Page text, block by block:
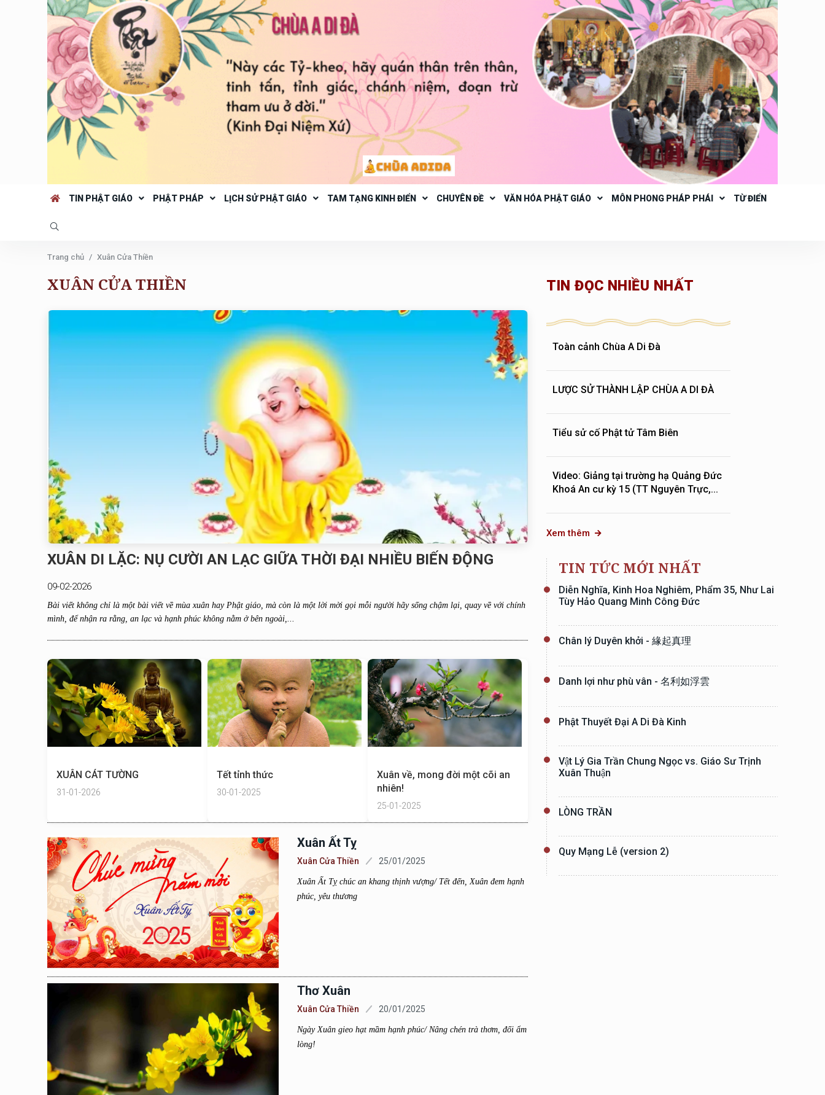
TIN PHẬT GIÁO PHẬT PHÁP LỊCH SỬ PHẬT GIÁO TAM TẠNG KINH ĐIỂN CHUYÊN ĐỀ VĂN HÓA PHẬT GIÁO MÔN PHONG PHÁP PHÁI TỪ ĐIỂN
Trang chủ Xuân Cửa Thiền
XUÂN CỬA THIỀN
XUÂN DI LẶC: NỤ CƯỜI AN LẠC GIỮA THỜI ĐẠI NHIỀU BIẾN ĐỘNG
09-02-2026
Bài viết không chỉ là một bài viết về mùa xuân hay Phật giáo, mà còn là một lời mời gọi mỗi người hãy sống chậm lại, quay về với chính
mình, để nhận ra rằng, an lạc và hạnh phúc không nằm ở bên ngoài,...
XUÂN CÁT TƯỜNG
31-01-2026
Tết tỉnh thức
30-01-2025
Xuân về, mong đời một cõi an
nhiên!
25-01-2025
Xuân Ất Tỵ
Xuân Cửa Thiền 25/01/2025
Xuân Ất Tỵ chúc an khang thịnh vượng/ Tết đến, Xuân đem hạnh
phúc, yêu thương
Thơ Xuân
Xuân Cửa Thiền 20/01/2025
Ngày Xuân gieo hạt mầm hạnh phúc/ Nâng chén trà thơm, đối ẩm
lòng!
TIN ĐỌC NHIỀU NHẤT
Toàn cảnh Chùa A Di Đà
LƯỢC SỬ THÀNH LẬP CHÙA A DI ĐÀ
Tiểu sử cố Phật tử Tâm Biên
Video: Giảng tại trường hạ Quảng Đức
Khoá An cư kỳ 15 (TT Nguyên Trực,...
Xem thêm
TIN TỨC MỚI NHẤT
Diễn Nghĩa, Kinh Hoa Nghiêm, Phẩm 35, Như Lai
Tùy Hảo Quang Minh Công Đức
Chân lý Duyên khởi - 緣起真理
Danh lợi như phù vân - 名利如浮雲
Phật Thuyết Đại A Di Đà Kinh
Vật Lý Gia Trần Chung Ngọc vs. Giáo Sư Trịnh
Xuân Thuận
LÒNG TRẦN
Quy Mạng Lễ (version 2)